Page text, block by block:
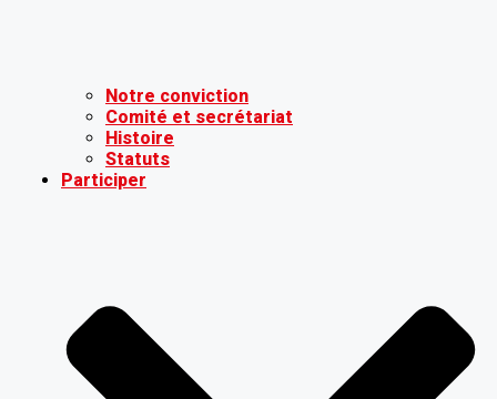
Notre conviction
Comité et secrétariat
Histoire
Statuts
Participer